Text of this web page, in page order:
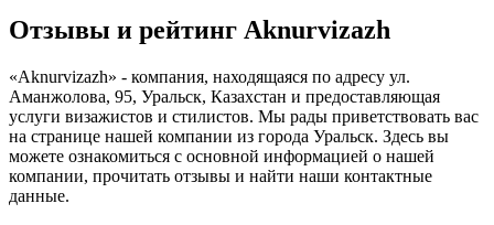
Отзывы и рейтинг Aknurvizazh
«Aknurvizazh» - компания, находящаяся по адресу ул.
Аманжолова, 95, Уральск, Казахстан и предоставляющая
услуги визажистов и стилистов. Мы рады приветствовать вас
на странице нашей компании из города Уральск. Здесь вы
можете ознакомиться с основной информацией о нашей
компании, прочитать отзывы и найти наши контактные
данные.